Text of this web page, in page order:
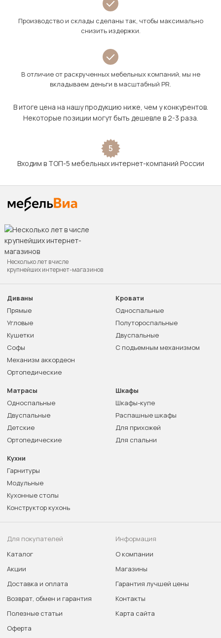
Производство и склады сделаны так, чтобы максимально
снизить издержки.
В отличие от раскрученных мебельных компаний, мы не
вкладываем деньги в масштабный PR.
В итоге цена на нашу продукцию ниже, чем у конкурентов.
Некоторые позиции могут быть дешевле в 2-3 раза.
5
Входим в ТОП-5 мебельных интернет-компаний России
Несколько лет в числе
крупнейших интернет-магазинов
Диваны
Прямые
Угловые
Кушетки
Софы
Механизм аккордеон
Ортопедические
Кровати
Односпальные
Полутороспальные
Двуспальные
С подъемным механизмом
Матрасы
Односпальные
Двуспальные
Детские
Ортопедические
Шкафы
Шкафы-купе
Распашные шкафы
Для прихожей
Для спальни
Кухни
Гарнитуры
Модульные
Кухонные столы
Конструктор кухонь
Для покупателей
Каталог
Акции
Доставка и оплата
Возврат, обмен и гарантия
Полезные статьи
Оферта
Информация
О компании
Магазины
Гарантия лучшей цены
Контакты
Карта сайта